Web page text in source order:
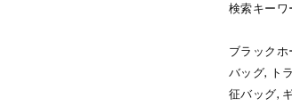
検索キーワ
ブラック
バッグ, ト
征バッグ,